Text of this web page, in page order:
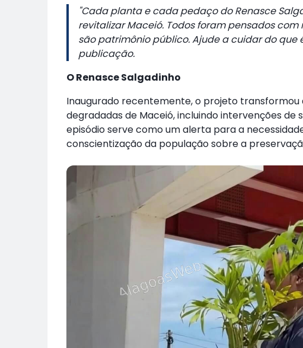
"Cada planta e cada pedaço do Renasce
revitalizar Maceió. Todos foram pensados
são patrimônio público. Ajude a cuidar do que
publicação.
O Renasce Salgadinho
Inaugurado recentemente, o projeto transformou
degradadas de Maceió, incluindo intervenções de
episódio serve como um alerta para a
conscientização da população sobre a